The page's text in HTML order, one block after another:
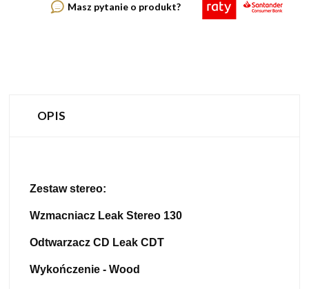
Masz pytanie o produkt?
OPIS
Zestaw stereo:
Wzmacniacz Leak Stereo 130
Odtwarzacz CD Leak CDT
Wykończenie - Wood